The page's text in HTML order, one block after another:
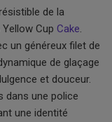
de la
Cup Cake
un généreux filet de
de glaçage
et douceur.
dans une police
une identité